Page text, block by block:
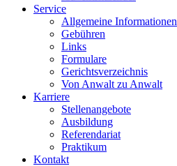
Service
Allgemeine Informationen
Gebühren
Links
Formulare
Gerichtsverzeichnis
Von Anwalt zu Anwalt
Karriere
Stellenangebote
Ausbildung
Referendariat
Praktikum
Kontakt